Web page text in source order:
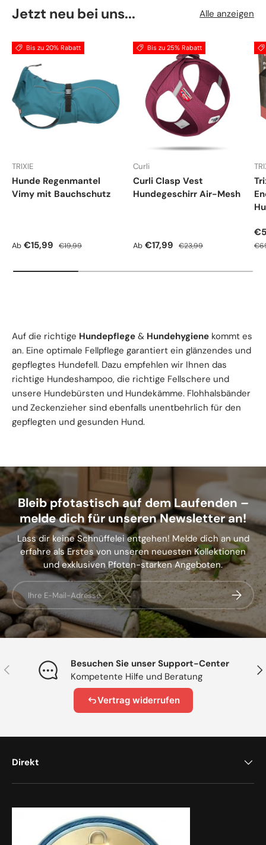
Jetzt neu bei uns... Alle anzeigen
Bis zu 20% Rabatt
TRIXIE
Hunde Regenmantel
Vimy mit Bauchschutz
Verkaufspreis
Ab €15,99 Normaler Preis
€19,99
Bis zu 25% Rabatt
Curli
Curli Clasp Vest
Hundegeschirr Air-Mesh
Verkaufspreis
Ab €17,99 Normaler Preis
€23,99
Auf die richtige Hundepflege & Hundehygiene kommt es
an. Eine optimale Fellpflege garantiert ein glänzendes und
gepflegtes Hundefell. Dazu empfehlen wir Ihnen das
richtige Hundeshampoo, die richtige Fellschere und
unsere Hundebürsten und Hundekämme. Flohhalsbänder
und Zeckenzieher sind ebenfalls unentbehrlich für den
gepflegten und gesunden Hund.
Bleib pfotastisch auf dem Laufenden –
melde dich für unseren Newsletter an!
Lass dir keine Schnüffelei entgehen! Melde dich an und
erfahre als Erstes von unseren neuesten Kollektionen
und exklusiven Pfoten-starken Angeboten.
E-Mail
Vorherige
Besuchen Sie unser Support-Center
Kompetente Hilfe und Beratung
Vertrag widerrufen
Direkt